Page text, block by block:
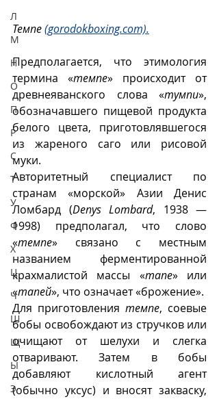
Л
М
Н
О
П
Р
С
Т
У
Ф
Х
Ц
Ч
Ш
Щ
Ы
Э
Темпе (gorodokboxing.com).
Предполагается, что этимология
термина «темпе» происходит от
древнеяванского слова «тумпи»,
обозначавшего пищевой продукта
белого цвета, приготовлявшегося
из жареного саго или рисовой
муки.
Авторитетный специалист по
странам «морской» Азии Денис
Ломбард (Denys Lombard, 1938 —
1998) предполагал, что слово
«темпе» связано с местным
названием ферментированной
крахмалистой массы «тапе» или
«тапей», что означает «брожение».
Для приготовления темпе, соевые
бобы освобождают из стручков или
очищают от шелухи и слегка
отваривают. Затем в бобы
добавляют кислотный агент
(обычно уксус) и вносят закваску,